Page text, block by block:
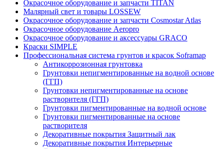
Окрасочное оборудование и запчасти TITAN
Малярный свет и товары LOSSEW
Окрасочное оборудование и запчасти Cosmostar Atlas
Окрасочное оборудование Aeropro
Окрасочное оборудование и аксессуары GRACO
Краски SIMPLE
Профессиональная система грунтов и красок Soframap
Антикоррозионная грунтовка
Грунтовки непигментированные на водной основе
(ГГП)
Грунтовки непигментированные на основе
растворителя (ГГП)
Грунтовки пигментированные на водной основе
Грунтовки пигментированные на основе
растворителя
Декоративные покрытия Защитный лак
Декоративные покрытия Интерьерные